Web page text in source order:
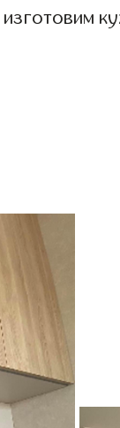
изготовим